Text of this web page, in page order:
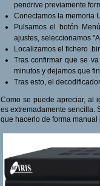
pendrive previamente
Conectamos la memoria
Pulsamos el botón
ajustes, seleccionamos
Localizamos el fichero
Tras confirmar que se
minutos y dejamos que
Tras esto, el
Como se puede apreciar, al
es extremadamente sencilla.
que hacerlo de forma manual